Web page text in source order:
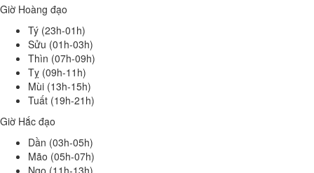
Giờ Hoàng đạo
Tý (23h-01h)
Sửu (01h-03h)
Thìn (07h-09h)
Tỵ (09h-11h)
Mùi (13h-15h)
Tuất (19h-21h)
Giờ Hắc đạo
Dần (03h-05h)
Mão (05h-07h)
Ngọ (11h-13h)